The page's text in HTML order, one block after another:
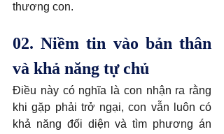
thương con.
02. Niềm tin vào bản thân
và khả năng tự chủ
Điều này có nghĩa là con nhận ra rằng
khi gặp phải trở ngại, con vẫn luôn có
khả năng đối diện và tìm phương án